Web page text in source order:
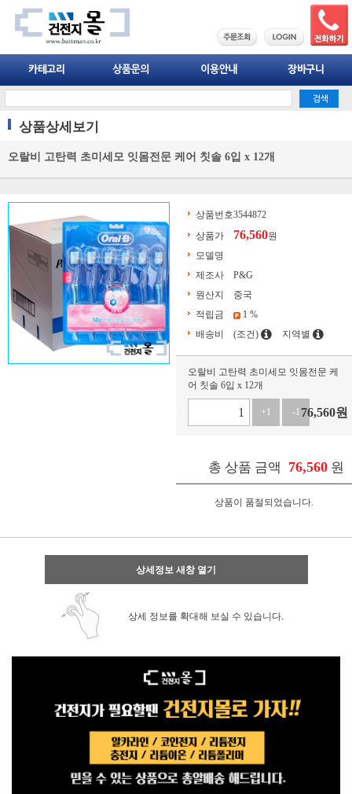
상품상세보기
오랄비 고탄력 초미세모 잇몸전문 케어 칫솔 6입 x 12개
상품번호3544872
상품가
76,560원
모델명
제조사
P&G
원산지
중국
적립금
1 %
배송비
(조건) 지역별
오랄비 고탄력 초미세모 잇몸전문 케
어 칫솔 6입 x 12개
+1 -1 76,560원
총 상품 금액 76,560 원
상품이 품절되었습니다.
상세정보 새창 열기
상세 정보를 확대해 보실 수 있습니다.